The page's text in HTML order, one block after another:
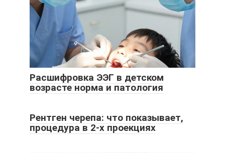
Расшифровка ЭЭГ в детском
возрасте норма и патология
Рентген черепа: что показывает,
процедура в 2-х проекциях